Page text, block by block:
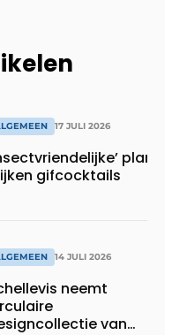
17 JULI 2026
gifcocktails
14 JULI 2026
neemt
van